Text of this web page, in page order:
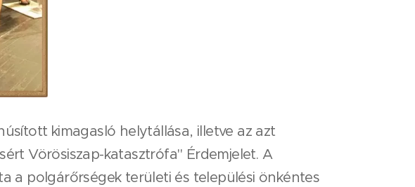
kimagasló helytállása, illetve az azt
Vörösiszap-katasztrófa" Érdemjelet. A
a polgárőrségek területi és települési önkéntes